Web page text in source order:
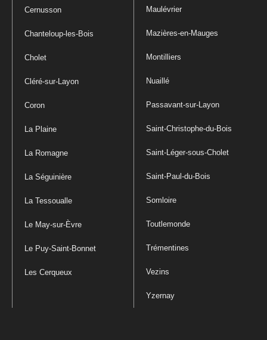
Cernusson
Chanteloup-les-Bois
Cholet
Cléré-sur-Layon
Coron
La Plaine
La Romagne
La Séguinière
La Tessoualle
Le May-sur-Èvre
Le Puy-Saint-Bonnet
Les Cerqueux
Maulévrier
Mazières-en-Mauges
Montilliers
Nuaillé
Passavant-sur-Layon
Saint-Christophe-du-Bois
Saint-Léger-sous-Cholet
Saint-Paul-du-Bois
Somloire
Toutlemonde
Trémentines
Vezins
Yzernay